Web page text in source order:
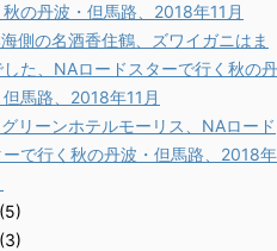
の丹波・但馬路、2018年11月
側の名酒香住鶴、ズワイガニはま
した、NAロードスターで行く秋の丹
馬路、2018年11月
リーンホテルモーリス、NAロード
ーで行く秋の丹波・但馬路、2018年
(5)
(3)